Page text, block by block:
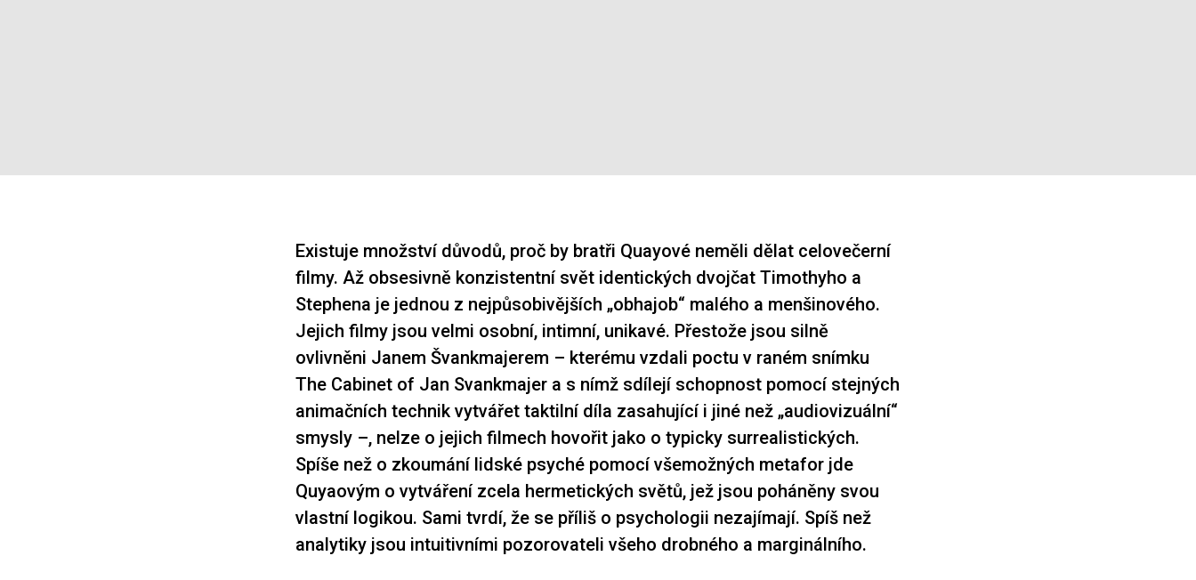
Existuje množství důvodů, proč by bratři Quayové neměli dělat celovečerní
filmy. Až obsesivně konzistentní svět identických dvojčat Timothyho a
Stephena je jednou z nejpůsobivějších „obhajob“ malého a menšinového.
Jejich filmy jsou velmi osobní, intimní, unikavé. Přestože jsou silně
ovlivněni Janem Švankmajerem – kterému vzdali poctu v raném snímku
The Cabinet of Jan Svankmajer a s nímž sdílejí schopnost pomocí stejných
animačních technik vytvářet taktilní díla zasahující i jiné než „audiovizuální“
smysly –, nelze o jejich filmech hovořit jako o typicky surrealistických.
Spíše než o zkoumání lidské psyché pomocí všemožných metafor jde
Quyaovým o vytváření zcela hermetických světů, jež jsou poháněny svou
vlastní logikou. Sami tvrdí, že se příliš o psychologii nezajímají. Spíš než
analytiky jsou intuitivními pozorovateli všeho drobného a marginálního.